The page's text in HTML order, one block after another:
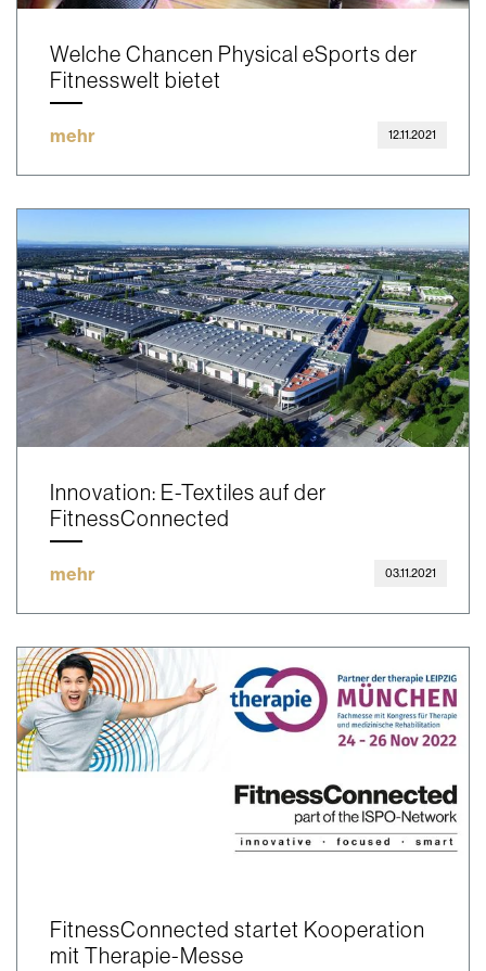
Welche Chancen Physical eSports der
Fitnesswelt bietet
mehr 12.11.2021
Innovation: E-Textiles auf der
FitnessConnected
mehr 03.11.2021
FitnessConnected startet Kooperation
mit Therapie-Messe